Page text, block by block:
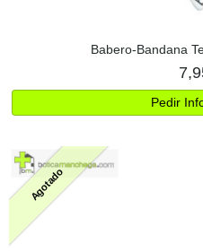
Babero-Bandana
Pedir
Agotado